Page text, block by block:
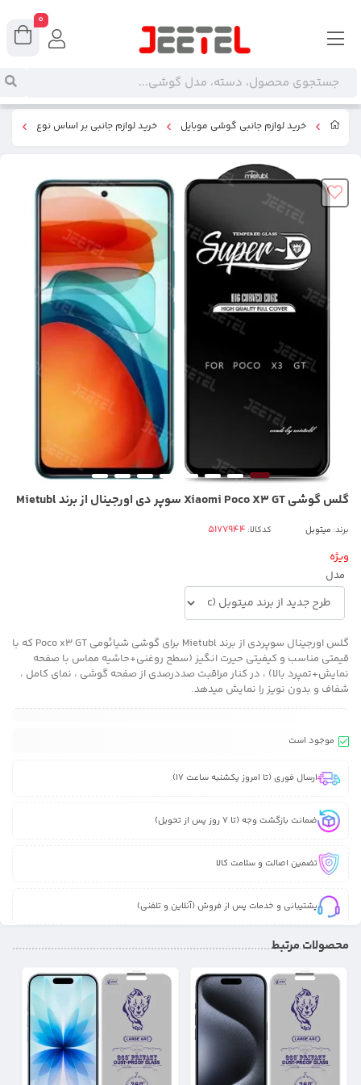
خرید لوازم جانبی گوشی موبایل خرید لوازم جانبی بر اساس نوع
گلس گوشی Xiaomi Poco X3 GT سوپر دی اورجینال از برند Mietubl
برند: میتوبل کدکالا:
ویژه
مدل
گلس اورجینال سوپردی از برند Mietubl برای گوشی شیائومی Poco x3 GT که با
قیمتی مناسب و کیفیتی حیرت انگیز (سطح روغنی+حاشیه مماس با صفحه
نمایش+تمپرد بالا) ، در کنار مراقبت صددرصدی از صفحه گوشی ، نمای کامل ،
شفاف و بدون نویز را نمایش میدهد.
موجود است
ارسال فوری (تا امروز یکشنبه ساعت 17)
ضمانت بازگشت وجه (تا 7 روز پس از تحویل)
تضمین اصالت و سلامت کالا
پشتیبانی و خدمات پس از فروش (آنلاین و تلفنی)
محصولات مرتبط
25%
18%
0